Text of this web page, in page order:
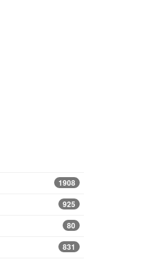
1908
925
80
831